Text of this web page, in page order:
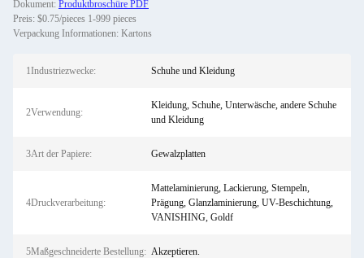
Dokument: Produktbroschüre PDF
Preis: $0.75/pieces 1-999 pieces
Verpackung Informationen: Kartons
1Industriezwecke: Schuhe und Kleidung
2Verwendung:
Kleidung, Schuhe, Unterwäsche, andere Schuhe
und Kleidung
3Art der Papiere: Gewalzplatten
4Druckverarbeitung:
Mattelaminierung, Lackierung, Stempeln,
Prägung, Glanzlaminierung, UV-Beschichtung,
VANISHING, Goldf
5Maßgeschneiderte Bestellung: Akzeptieren.